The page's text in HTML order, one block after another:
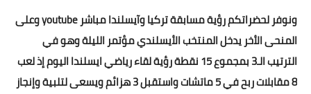
ونوفر لحضراتكم رؤية مسابقة تركيا وآيسلندا مباشر youtube وعلى
المنحى الأخر يدخل المنتخب الأيسلندي مؤتمر الليلة وهو في
الترتيب الـ3 بمجموع 15 نقطة رؤية لقاء رياضي ايسلندا اليوم إذ لعب
8 مقابلات ربح في 5 ماتشات واستقبل 3 هزائم ويسعى لتلبية وإنجاز